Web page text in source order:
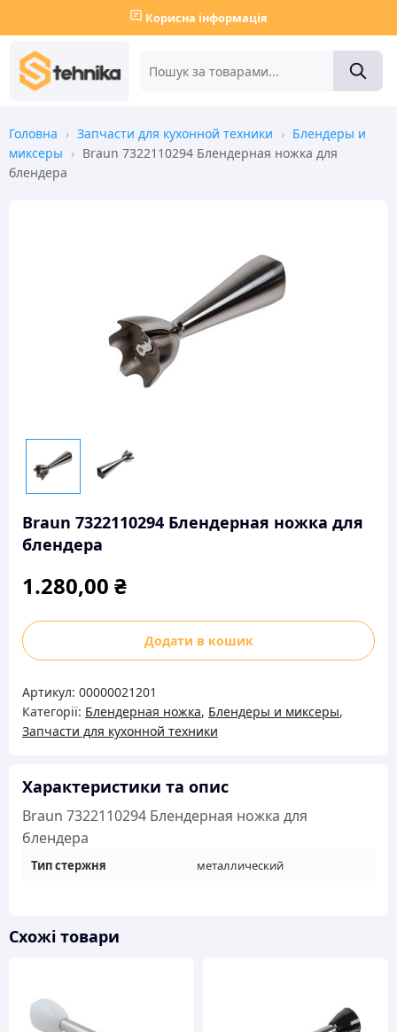
Корисна інформація
Головна › Запчасти для кухонной техники › Блендеры и
миксеры › Braun 7322110294 Блендерная ножка для
блендера
Braun 7322110294 Блендерная ножка для
блендера
1.280,00 ₴
Braun
7322110294
ножка
для
блендера
Додати в кошик
Артикул: 00000021201
Категорії: Блендерная ножка, Блендеры и миксеры,
Запчасти для кухонной техники
Характеристики та опис
Braun 7322110294 Блендерная ножка для
блендера
Тип стержня металлический
Схожі товари